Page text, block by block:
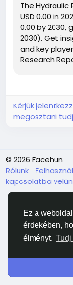
Ez a
érdekében,
élményt. Tudj
The
USD 0.00 in
0.00 by 2030,
2030). Get
and key
Research
Kérjük
megosztani
© 2026 Facehun
Rólunk
kapcsolatba